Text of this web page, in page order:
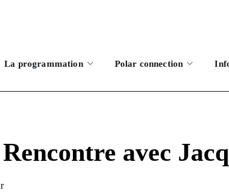
La programmation Polar connection
avec